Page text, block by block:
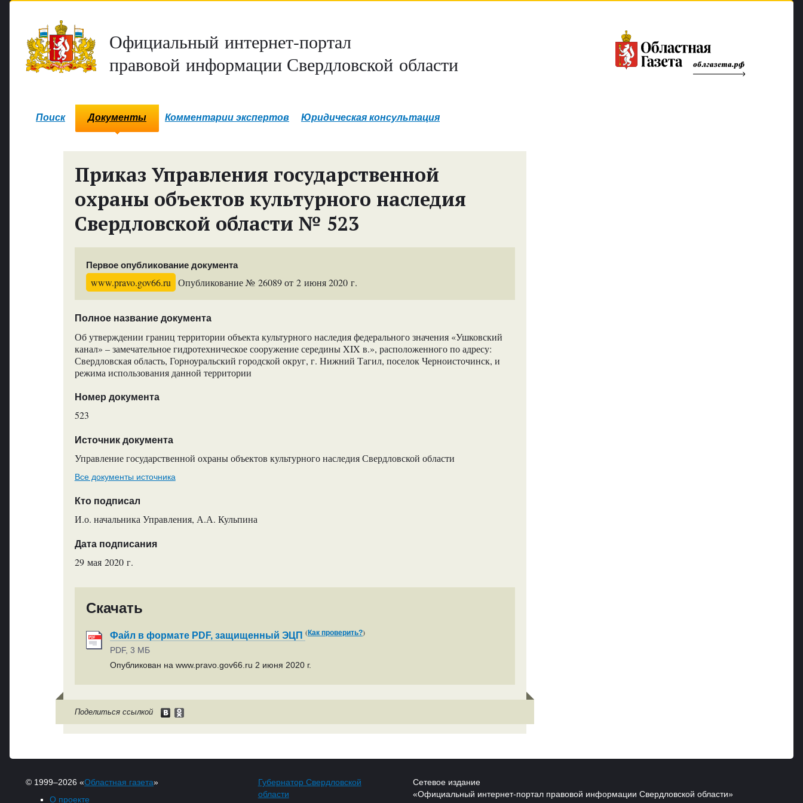
Официальный интернет-портал
правовой информации Свердловской области
Поиск Документы Комментарии экспертов Юридическая консультация
Приказ Управления государственной
охраны объектов культурного наследия
Свердловской области № 523
Первое опубликование документа
www.pravo.gov66.ru Опубликование № 26089 от 2 июня 2020 г.
Полное название документа
Об утверждении границ территории объекта культурного наследия федерального значения «Ушковский
канал» – замечательное гидротехническое сооружение середины XIX в.», расположенного по адресу:
Свердловская область, Горноуральский городской округ, г. Нижний Тагил, поселок Черноисточинск, и
режима использования данной территории
Номер документа
523
Источник документа
Управление государственной охраны объектов культурного наследия Свердловской области
Все документы источника
Кто подписал
И.о. начальника Управления, А.А. Кульпина
Дата подписания
29 мая 2020 г.
Скачать
Файл в формате PDF, защищенный ЭЦП (Как проверить?)
PDF, 3 МБ
Опубликован на www.pravo.gov66.ru 2 июня 2020 г.
Поделиться ссылкой
© 1999–2026 «Областная газета»
О проекте
Губернатор Свердловской
области
Сетевое издание
«Официальный интернет-портал правовой информации Свердловской области»